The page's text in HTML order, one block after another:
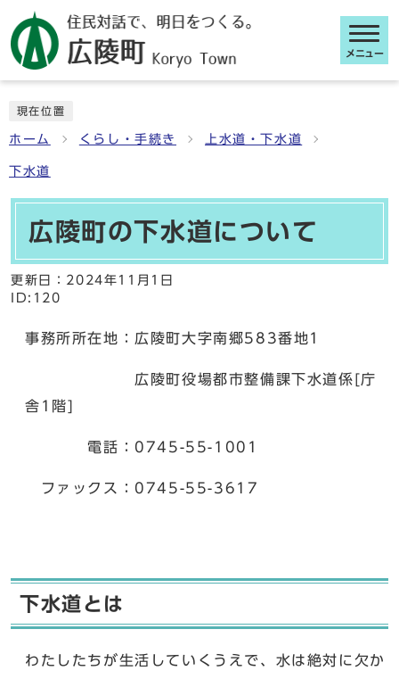
メニュー
現在位置
ホーム くらし・手続き 上水道・下水道
下水道
広陵町の下水道について
更新日： 2024年11月1日
ID:120
事務所所在地：広陵町大字南郷583番地1
広陵町役場都市整備課下水道係[庁
舎1階]
電話：0745-55-1001
ファックス：0745-55-3617
下水道とは
わたしたちが生活していくうえで、水は絶対に欠か